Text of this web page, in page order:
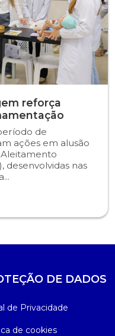
reforça
de
ações em alusão
desenvolvidas nas
DE DADOS
de Privacidade
de cookies